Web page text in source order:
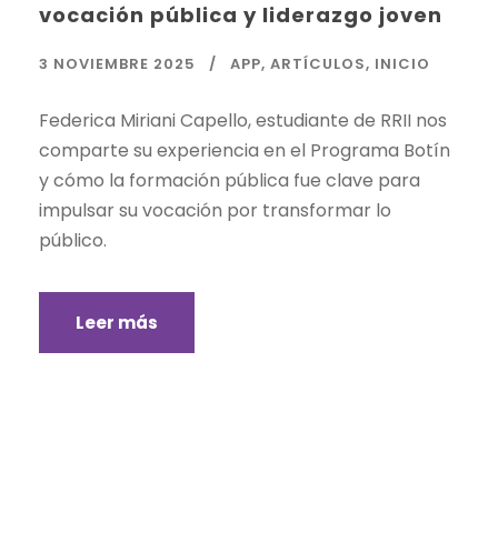
vocación pública y liderazgo joven
3 NOVIEMBRE 2025 APP, ARTÍCULOS, INICIO
Federica Miriani Capello, estudiante de RRII nos
comparte su experiencia en el Programa Botín
y cómo la formación pública fue clave para
impulsar su vocación por transformar lo
público.
Leer más